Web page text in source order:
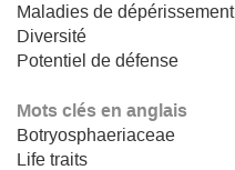
Maladies de dépérissement
Diversité
Potentiel de défense
Mots clés en anglais
Botryosphaeriaceae
Life traits